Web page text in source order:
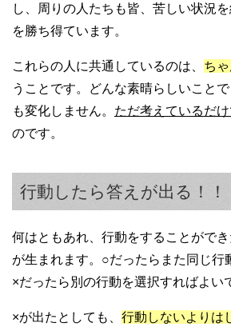
し、周りの人たちも皆、苦しい状況
を勝ち得ています。
これらの人に共通しているのは、 ち
うことです。どんな素晴らしいこと
も変化しません。 ただ考えているだ
のです。
行動したら答えが出る！！
何はともあれ、行動をすることがで
が生まれます。○だったらまた同じ行
×だったら別の行動を選択すればよい
×が出たとしても、 行動しないよりは